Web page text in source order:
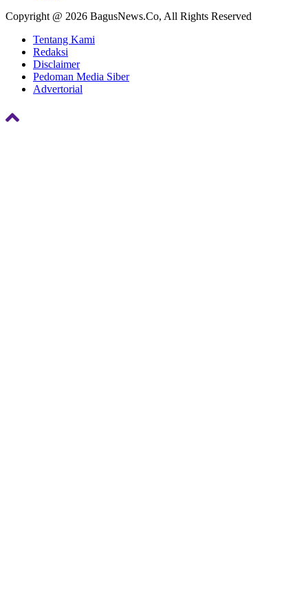
Copyright @ 2026 BagusNews.Co, All Rights Reserved
Tentang Kami
Redaksi
Disclaimer
Pedoman Media Siber
Advertorial